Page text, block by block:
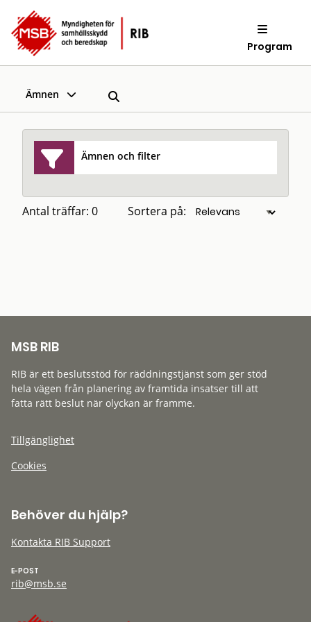
Program
Ämnen
Ämnen och filter
Antal träffar: 0 Sortera på:
MSB RIB
RIB är ett beslutsstöd för räddningstjänst som ger stöd
hela vägen från planering av framtida insatser till att
fatta rätt beslut när olyckan är framme.
Tillgänglighet
Cookies
Behöver du hjälp?
Kontakta RIB Support
E-POST
rib@msb.se